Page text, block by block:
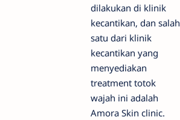
dilakukan di klinik
kecantikan, dan salah
satu dari klinik
kecantikan yang
menyediakan
treatment totok
wajah ini adalah
Amora Skin clinic.